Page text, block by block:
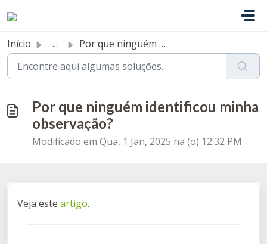
Início ... Por que ninguém identificou minha observação?
Por que ninguém identificou minha
observação?
Modificado em Qua, 1 Jan, 2025 na (o) 12:32 PM
Veja este artigo.